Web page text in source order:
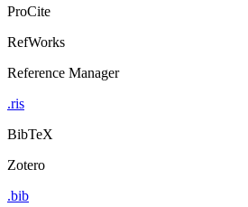
ProCite
RefWorks
Reference Manager
.ris
BibTeX
Zotero
.bib